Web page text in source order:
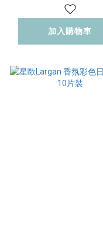
加入購物車